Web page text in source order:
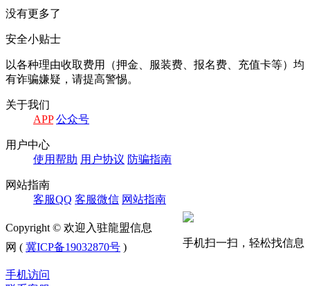
没有更多了
安全小贴士
以各种理由收取费⽤（押⾦、服装费、报名费、充值卡等）均
有诈骗嫌疑，请提⾼警惕。
关于我们
APP 公众号
⽤户中⼼
使⽤帮助 ⽤户协议 防骗指南
⽹站指南
客服QQ 客服微信 ⽹站指南
手机扫一扫，轻松找信息
Copyright © 欢迎入驻龍盟信息
网 ( 冀ICP备19032870号 )
手机访问